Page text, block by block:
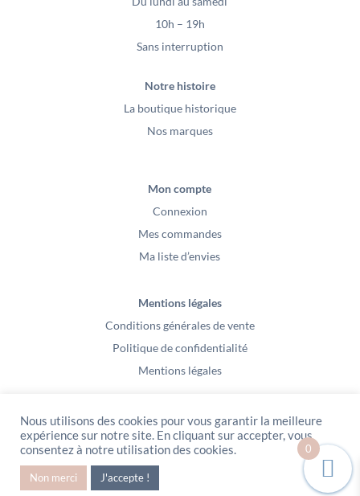
10h – 19h
Sans interruption
Notre histoire
La boutique historique
Nos marques
Mon compte
Connexion
Mes commandes
Ma liste d’envies
Mentions légales
Conditions générales de vente
Politique de confidentialité
Mentions légales
PeeKaBoo / Sarl Gablia au capital de 10 000 euros – Av Ernest Cristal 63
000 Clermont-Ferrand – Copyright2021 – Tous droits réservés – Vidéo
Media l’Abeille / Site Web : Pixel
Nous utilisons des cookies pour vous garantir la meilleure
expérience sur notre site. En cliquant sur accepter, vous
consentez à notre utilisation des cookies.
Non merci J'accepte !
0